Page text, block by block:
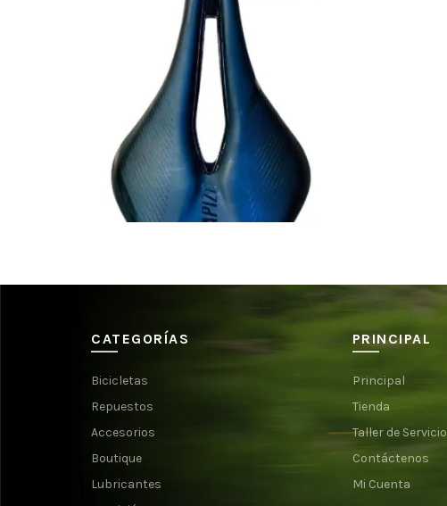
100.000
CATEGORÍAS
Bicicletas
Repuestos
Accesorios
Boutique
Lubricantes
PRINCIPAL
Principal
Tienda
Taller de Servicio
Contáctenos
Mi Cuenta